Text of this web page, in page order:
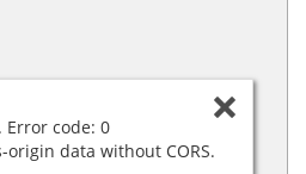
code: 0
data without CORS.